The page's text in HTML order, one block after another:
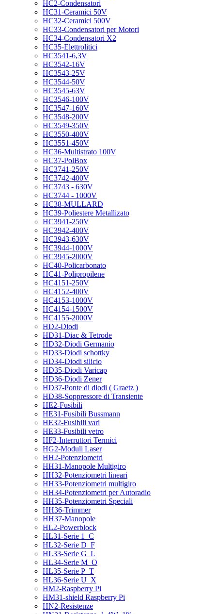
HC2-Condensatori
HC31-Ceramici 50V
HC32-Ceramici 500V
HC33-Condensatori per Motori
HC34-Condensatori X2
HC35-Elettrolitici
HC3541-6,3V
HC3542-16V
HC3543-25V
HC3544-50V
HC3545-63V
HC3546-100V
HC3547-160V
HC3548-200V
HC3549-350V
HC3550-400V
HC3551-450V
HC36-Multistrato 100V
HC37-PolBox
HC3741-250V
HC3742-400V
HC3743 - 630V
HC3744 - 1000V
HC38-MULLARD
HC39-Poliestere Metallizato
HC3941-250V
HC3942-400V
HC3943-630V
HC3944-1000V
HC3945-2000V
HC40-Policarbonato
HC41-Polipropilene
HC4151-250V
HC4152-400V
HC4153-1000V
HC4154-1500V
HC4155-2000V
HD2-Diodi
HD31-Diac & Tetrode
HD32-Diodi Germanio
HD33-Diodi schottky
HD34-Diodi silicio
HD35-Diodi Varicap
HD36-Diodi Zener
HD37-Ponte di diodi ( Graetz )
HD38-Soppressore di Transiente
HE2-Fusibili
HE31-Fusibili Bussmann
HE32-Fusibili vari
HE33-Fusibili vetro
HF2-Interruttori Termici
HG2-Moduli Laser
HH2-Potenziometri
HH31-Manopole Multigiro
HH32-Potenziometri lineari
HH33-Potenziometri multigiro
HH34-Potenziometri per Autoradio
HH35-Potenziometri Speciali
HH36-Trimmer
HH37-Manopole
HL2-Powerblock
HL31-Serie 1_C
HL32-Serie D_F
HL33-Serie G_L
HL34-Serie M_O
HL35-Serie P_T
HL36-Serie U_X
HM2-Raspberry Pi
HM31-shield Raspberry Pi
HN2-Resistenze